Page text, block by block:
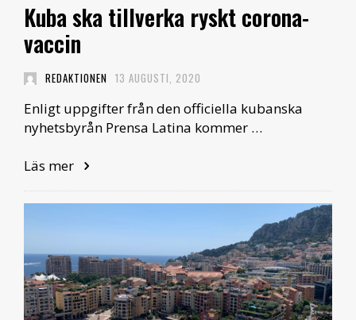
Kuba ska tillverka ryskt corona-
vaccin
REDAKTIONEN 13 AUGUSTI, 2020
Enligt uppgifter från den officiella kubanska
nyhetsbyrån Prensa Latina kommer …
Läs mer